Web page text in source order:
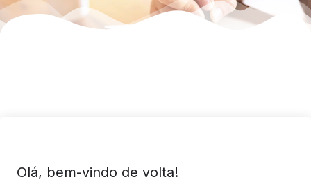
Olá, bem-vindo de volta!